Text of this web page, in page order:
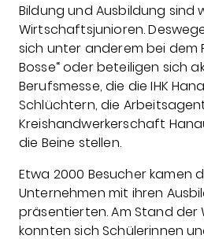
Bildung und Ausbildung sind
Wirtschaftsjunioren.
sich unter anderem bei dem
Bosse“ oder beteiligen sich
Berufsmesse, die die IHK
Schlüchtern, die
Kreishandwerkerschaft
die Beine stellen.
Etwa 2000 Besucher kamen
Unternehmen mit ihren
präsentierten. Am Stand
konnten sich Schülerinnen